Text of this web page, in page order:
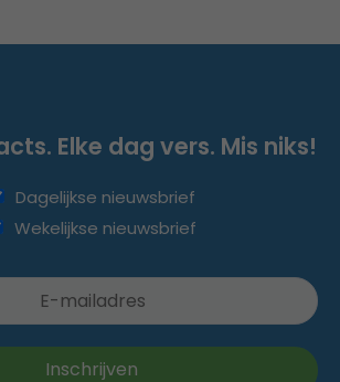
Elke dag vers. Mis niks!
Dagelijkse nieuwsbrief
Wekelijkse nieuwsbrief